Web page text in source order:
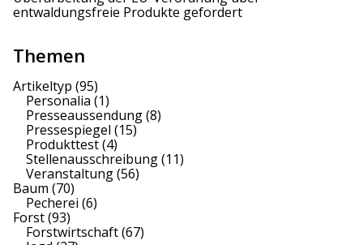
entwaldungsfreie Produkte gefordert
Themen
Artikeltyp (95)
Personalia (1)
Presseaussendung(8)
Pressespiegel (15)
Produkttest(4)
Stellenausschreibung(11)
Veranstaltung(56)
Baum (70)
Pecherei (6)
Forst(93)
Forstwirtschaft(67)